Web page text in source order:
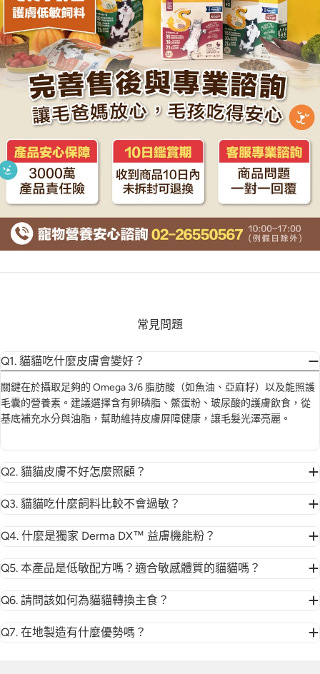
常見問題
Q1. 貓貓吃什麼皮膚會變好？
關鍵在於攝取足夠的 Omega 3/6 脂肪酸（如魚油、亞麻籽）以及能照護
毛囊的營養素。建議選擇含有卵磷脂、鱉蛋粉、玻尿酸的護膚飲食，從
基底補充水分與油脂，幫助維持皮膚屏障健康，讓毛髮光澤亮麗。
Q2. 貓貓皮膚不好怎麼照顧？
Q3. 貓貓吃什麼飼料比較不會過敏？
Q4. 什麼是獨家 Derma DX™ 益膚機能粉？
Q5. 本產品是低敏配方嗎？適合敏感體質的貓貓嗎？
Q6. 請問該如何為貓貓轉換主食？
Q7. 在地製造有什麼優勢嗎？